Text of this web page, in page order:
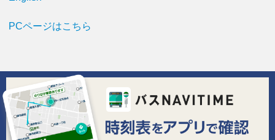
PCページはこちら